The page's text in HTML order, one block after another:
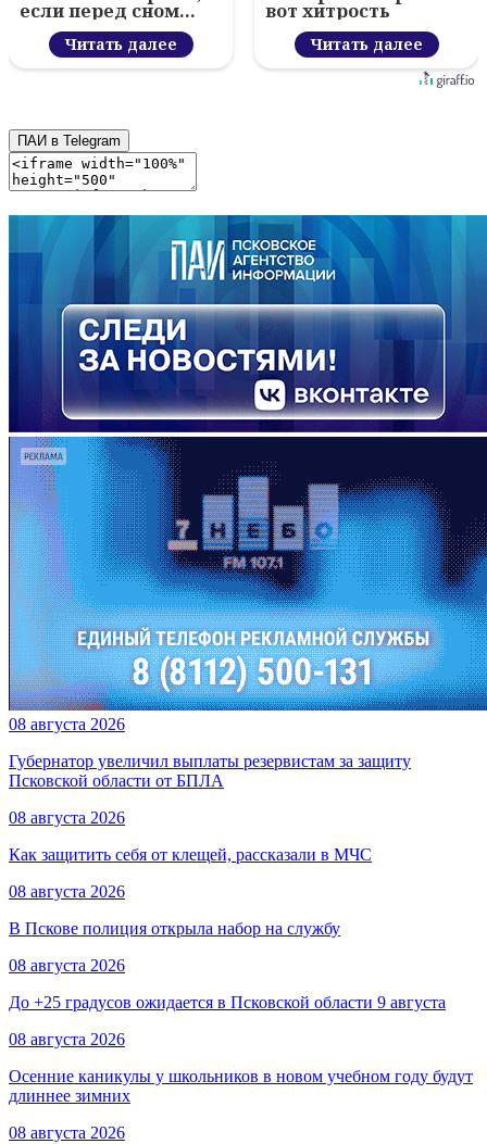
если перед сном…
Читать далее
вот хитрость
Читать далее
ПАИ в Telegram
08 августа 2026
Губернатор увеличил выплаты резервистам за защиту
Псковской области от БПЛА
08 августа 2026
Как защитить себя от клещей, рассказали в МЧС
08 августа 2026
В Пскове полиция открыла набор на службу
08 августа 2026
До +25 градусов ожидается в Псковской области 9 августа
08 августа 2026
Осенние каникулы у школьников в новом учебном году будут
длиннее зимних
08 августа 2026